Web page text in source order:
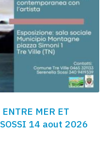
MER ET
14 aout 2026